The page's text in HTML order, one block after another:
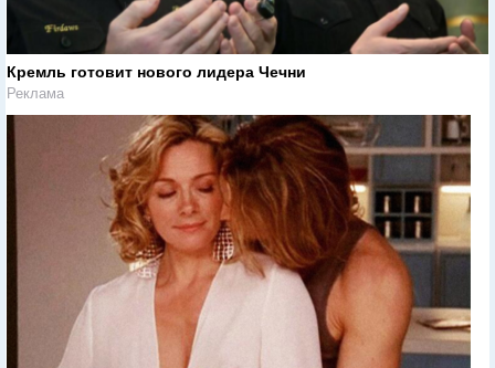
Кремль готовит нового лидера Чечни
Реклама